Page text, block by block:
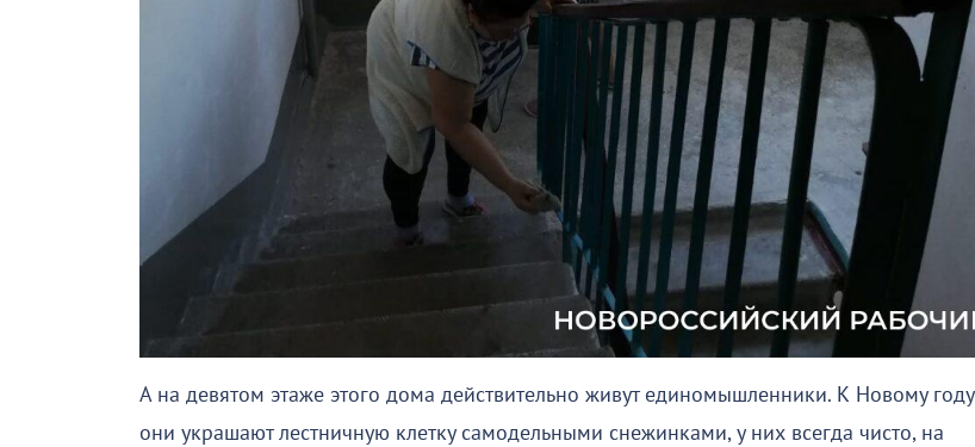
А на девятом этаже этого дома действительно живут единомышленники. К Новому году
они украшают лестничную клетку самодельными снежинками, у них всегда чисто, на